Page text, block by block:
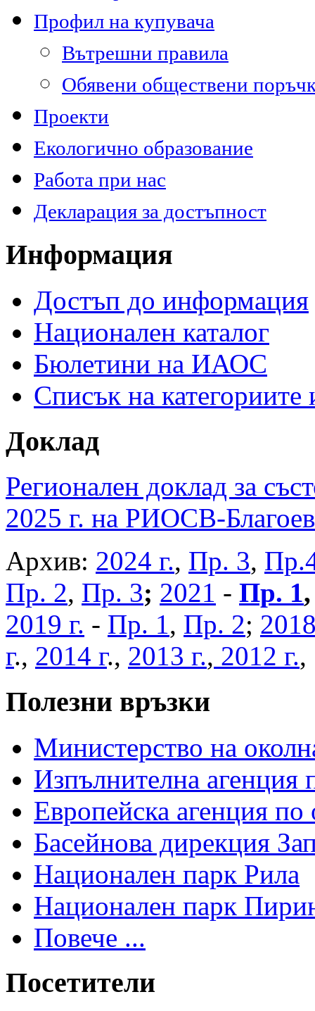
Профил на купувача
Вътрешни правила
Обявени обществени
Проекти
Екологично образование
Работа при нас
Декларация за достъпност
Информация
Достъп до информация
Национален каталог
Бюлетини на ИАОС
Списък на
Доклад
Регионален доклад за
2025 г. на РИОСВ-
Архив: 2024 г., Пр. 3,
Пр. 2, Пр. 3; 2021 - Пр. 1
2019 г. - Пр. 1, Пр. 2;
г., 2014 г., 2013 г., 2012 г.
Полезни връзки
Министерство на
Изпълнителна агенция
Европейска агенция по
Басейнова дирекция
Национален парк Рила
Национален парк
Повече ...
Посетители